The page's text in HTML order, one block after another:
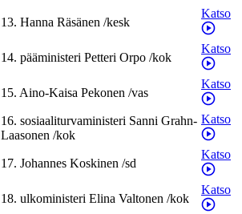
13. Hanna Räsänen /kesk
Katso
14. pääministeri Petteri Orpo /kok
Katso
15. Aino-Kaisa Pekonen /vas
Katso
16. sosiaaliturvaministeri Sanni Grahn-
Laasonen /kok
Katso
17. Johannes Koskinen /sd
Katso
18. ulkoministeri Elina Valtonen /kok
Katso